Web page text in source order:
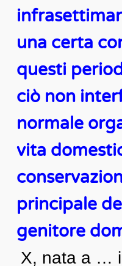
una certa
questi
ciò non
normale
vita
principale
genitore
X, nata a …